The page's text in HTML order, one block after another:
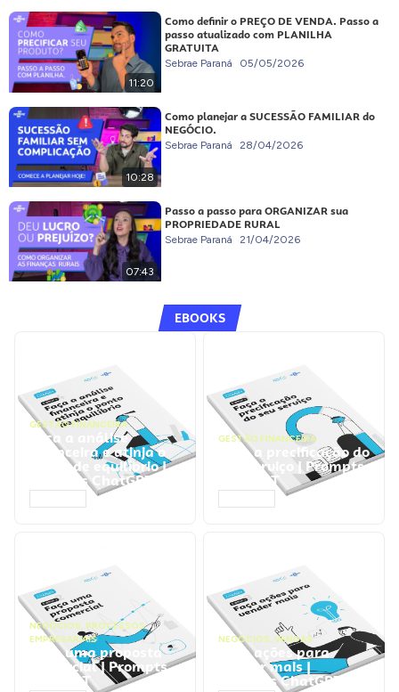
11:20
Como definir o PREÇO DE VENDA. Passo a
passo atualizado com PLANILHA
GRATUITA
Sebrae Paraná 05/05/2026
10:28
Como planejar a SUCESSÃO FAMILIAR do
NEGÓCIO.
Sebrae Paraná 28/04/2026
07:43
Passo a passo para ORGANIZAR sua
PROPRIEDADE RURAL
Sebrae Paraná 21/04/2026
EBOOKS
GESTÃO FINANCEIRA
Faça a análise
financeira e atinja o
ponto de equilíbrio |
Prompts ChatGPT
GESTÃO FINANCEIRA
Faça a precificação do
seu serviço | Prompts
ChatGPT
NEGÓCIOS, PROCESSOS
EMPRESARIAIS
Faça uma proposta
comercial | Prompts
ChatGPT
NEGÓCIOS, VENDAS
Faça ações para
vender mais |
Prompts ChatGPT